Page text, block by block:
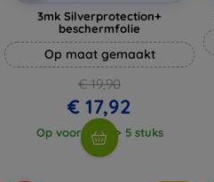
3mk Silverprotection+
beschermfolie
Op maat gemaakt
€ 19,90
€ 17,92
Op voorraad: > 5 stuks